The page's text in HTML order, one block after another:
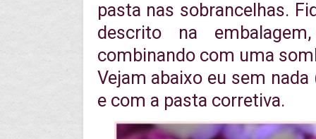
pasta nas sobrancelhas.
descrito na
combinando com uma
Vejam abaixo eu sem
e com a pasta corretiva.